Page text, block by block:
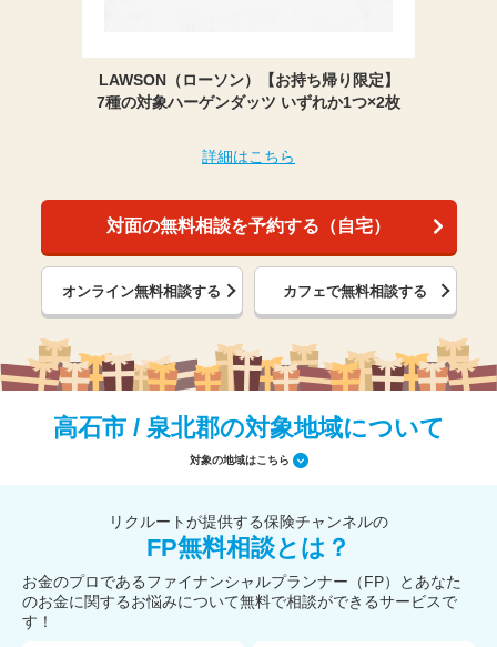
LAWSON（ローソン）【お持ち帰り限定】
7種の対象ハーゲンダッツ いずれか1つ×2枚
詳細はこちら
対面の無料相談を予約する（自宅）
オンライン無料相談する カフェで無料相談する
高石市 / 泉北郡の対象地域について
対象の地域はこちら
リクルートが提供する保険チャンネルの
FP無料相談とは？
お金のプロであるファイナンシャルプランナー（FP）とあなた
のお金に関するお悩みについて無料で相談ができるサービスで
す！